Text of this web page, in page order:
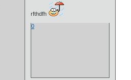
rfthdfh
0